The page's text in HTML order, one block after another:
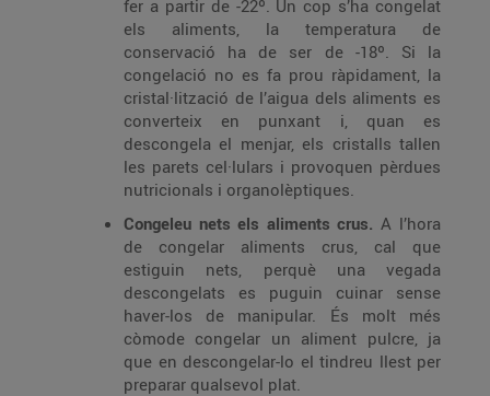
fer a partir de -22º. Un cop s’ha congelat
els aliments, la temperatura de
conservació ha de ser de -18º. Si la
congelació no es fa prou ràpidament, la
cristal·lització de l’aigua dels aliments es
converteix en punxant i, quan es
descongela el menjar, els cristalls tallen
les parets cel·lulars i provoquen pèrdues
nutricionals i organolèptiques.
Congeleu nets els aliments crus. A l’hora
de congelar aliments crus, cal que
estiguin nets, perquè una vegada
descongelats es puguin cuinar sense
haver-los de manipular. És molt més
còmode congelar un aliment pulcre, ja
que en descongelar-lo el tindreu llest per
preparar qualsevol plat.